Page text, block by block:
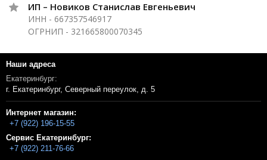
ИП – Новиков Станислав Евгеньевич
ИНН - 667357546917
ОГРНИП - 321665800070345
Наши адреса
Екатеринбург:
г. Екатеринбург, Северный переулок, д. 5
Интернет магазин:
+7 (922) 196-15-55
Сервис Екатеринбург:
+7 (922) 211-76-66